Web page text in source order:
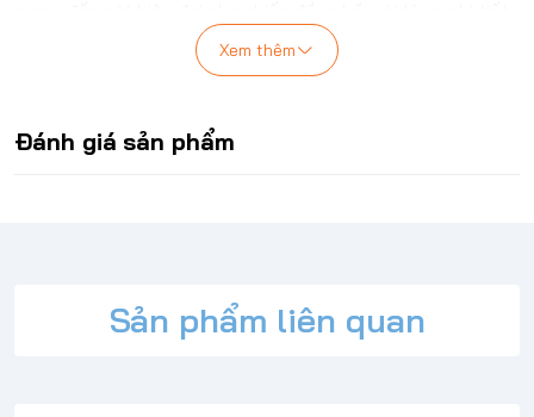
được chế tác tỉ mỉ. Hãy mang đến cho Apple Watch sự bảo
vệ xứng đáng và vẻ ngoài hoàn hảo với Rugged Armor®.
Xem thêm
Đánh giá sản phẩm
Sản phẩm liên quan